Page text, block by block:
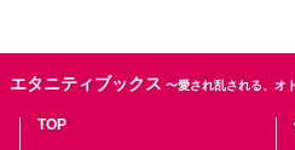
エタニティブックス 〜愛され乱される、オ
TOP